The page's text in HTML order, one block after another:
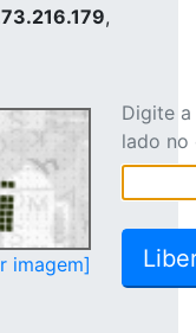
,
imagem]
Digite
lado no